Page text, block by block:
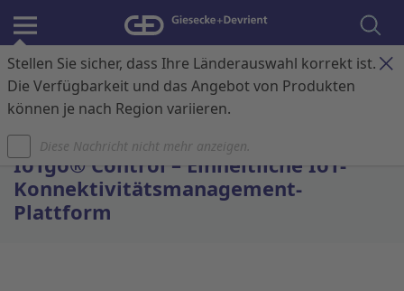
Stellen Sie sicher, dass Ihre Länderauswahl korrekt ist.
Die Verfügbarkeit und das Angebot von Produkten
können je nach Region variieren.
Diese Nachricht nicht mehr anzeigen.
Anmelden Kontakt Warenkorb
IoTgo® Control – Einheitliche IoT-
Konnektivitätsmanagement-
Plattform